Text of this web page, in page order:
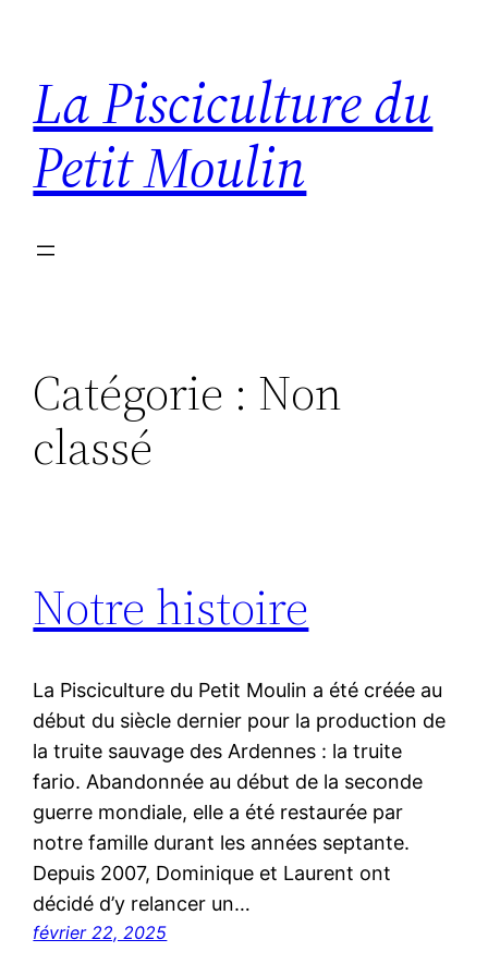
contenu
La Pisciculture du
Petit Moulin
Catégorie : Non
classé
Notre histoire
La Pisciculture du Petit Moulin a été créée au
début du siècle dernier pour la production de
la truite sauvage des Ardennes : la truite
fario. Abandonnée au début de la seconde
guerre mondiale, elle a été restaurée par
notre famille durant les années septante.
Depuis 2007, Dominique et Laurent ont
décidé d’y relancer un…
février 22, 2025